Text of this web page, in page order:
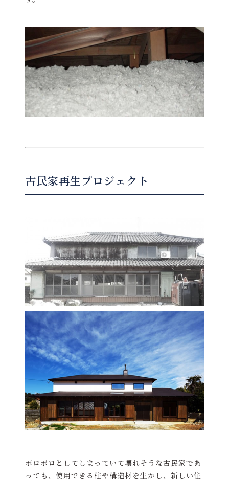
古民家再生プロジェクト
ボロボロとしてしまっていて壊れそうな古民家であ
っても、使用できる柱や構造材を生かし、新しい住